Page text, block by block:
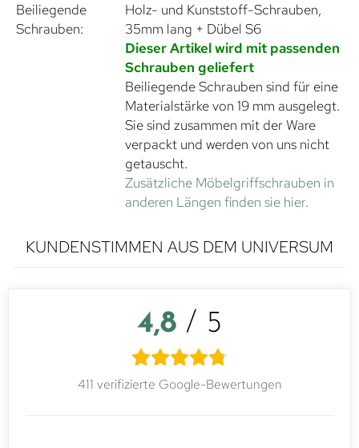
Beiliegende
Schrauben:
Holz- und Kunststoff-Schrauben,
35mm lang + Dübel S6
Dieser Artikel wird mit passenden
Schrauben geliefert
Beiliegende Schrauben sind für eine
Materialstärke von 19 mm ausgelegt.
Sie sind zusammen mit der Ware
verpackt und werden von uns nicht
getauscht.
Zusätzliche Möbelgriffschrauben in
anderen Längen finden sie hier.
KUNDENSTIMMEN AUS DEM UNIVERSUM
4,8 / 5
411 verifizierte Google-Bewertungen